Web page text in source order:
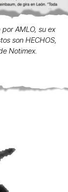
AMLO, su ex
son HECHOS,
Notimex.